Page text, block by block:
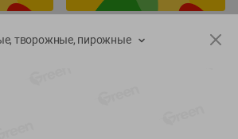
творожные, пирожные